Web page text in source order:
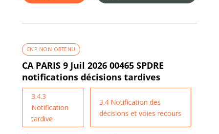
CNP NON OBTENU
CA PARIS 9 Juil 2026 00465 SPDRE
notifications décisions tardives
3.4.3
Notification
tardive
3.4 Notification des
décisions et voies recours